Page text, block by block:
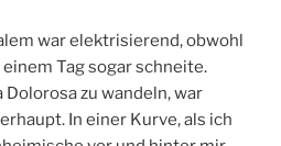
war elektrisierend, obwohl
Tag sogar schneite.
zu wandeln, war
In einer Kurve, als ich